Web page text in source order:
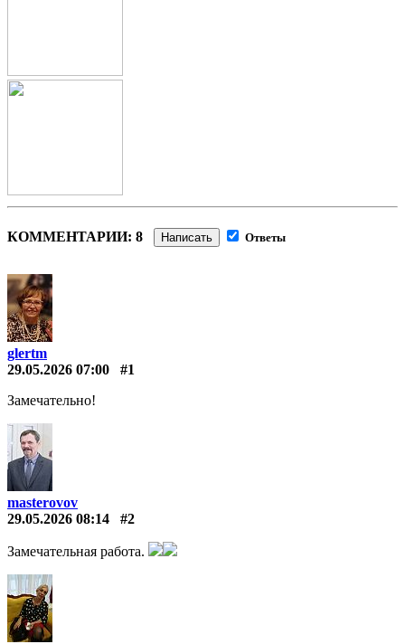
КОММЕНТАРИИ: 8 Написать Ответы
glertm
29.05.2026 07:00
#1
Замечательно!
masterovov
29.05.2026 08:14
#2
Замечательная работа.